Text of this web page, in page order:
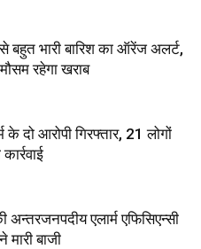
से बहुत भारी बारिश का ऑरेंज अलर्ट,
रहेगा खराब
के दो आरोपी गिरफ्तार, 21 लोगों
अन्तरजनपदीय एलार्म एफिसिएन्सी
मारी बाजी